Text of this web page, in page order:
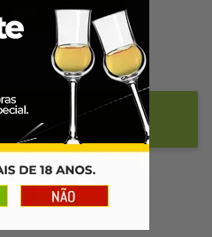
ao Carrinho